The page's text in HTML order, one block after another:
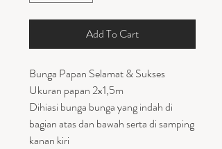
Add To Cart
Bunga Papan Selamat & Sukses
Ukuran papan 2x1,5m
Dihiasi bunga bunga yang indah di
bagian atas dan bawah serta di samping
kanan kiri